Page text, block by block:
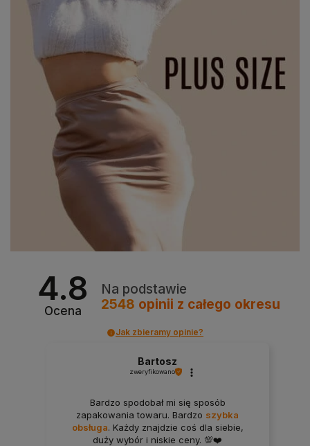
4.8
Ocena
Na podstawie
2548 opinii z całego okresu
Jak zbieramy opinie?
Bartosz
zweryfikowano
Bardzo spodobał mi się sposób
zapakowania towaru. Bardzo szybka
obsługa. Każdy znajdzie coś dla siebie,
duży wybór i niskie ceny. 💯❤️